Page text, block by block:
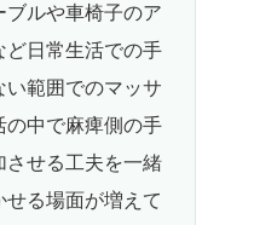
ルや車椅子のア
ど日常生活での手
範囲でのマッサ
の中で麻痺側の手
させる工夫を一緒
る場面が増えて